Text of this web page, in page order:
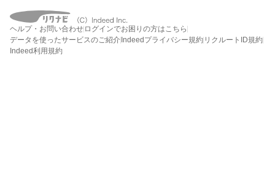
ヘルプ・お問い合わせ ログインでお困りの方はこちら
データを使ったサービスのご紹介 Indeedプライバシー規約 リクルートID規約
Indeed利用規約